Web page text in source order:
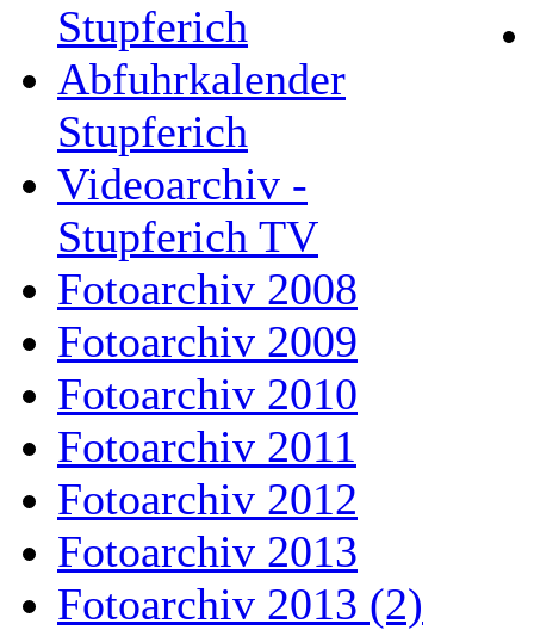
Stupferich
Abfuhrkalender
Stupferich
Videoarchiv -
Stupferich TV
Fotoarchiv 2008
Fotoarchiv 2009
Fotoarchiv 2010
Fotoarchiv 2011
Fotoarchiv 2012
Fotoarchiv 2013
Fotoarchiv 2013 (2)